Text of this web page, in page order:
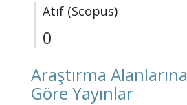
Atıf (Scopus)
0
Araştırma Alanlarına
Göre Yayınlar